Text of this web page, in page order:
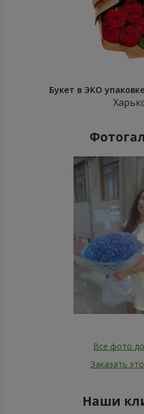
Букет в ЭКО
Все фото
Заказать
Наши